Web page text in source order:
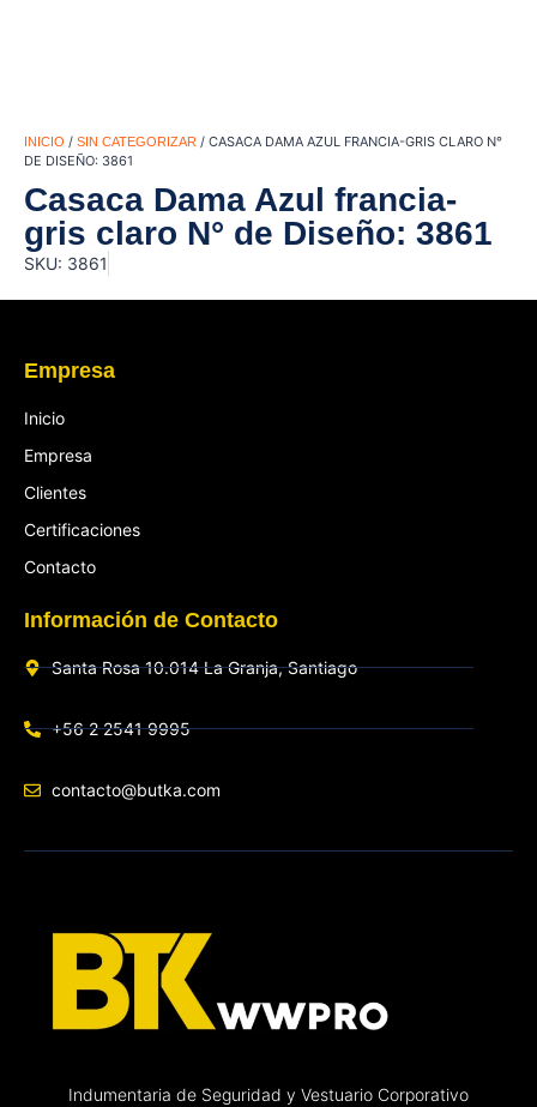
INICIO / SIN CATEGORIZAR / CASACA DAMA AZUL FRANCIA-GRIS CLARO N°
DE DISEÑO: 3861
Casaca Dama Azul francia-
gris claro N° de Diseño: 3861
SKU: 3861
Empresa
Inicio
Empresa
Clientes
Certificaciones
Contacto
Información de Contacto
Santa Rosa 10.014 La Granja, Santiago
+56 2 2541 9995
contacto@butka.com
Indumentaria de Seguridad y Vestuario Corporativo